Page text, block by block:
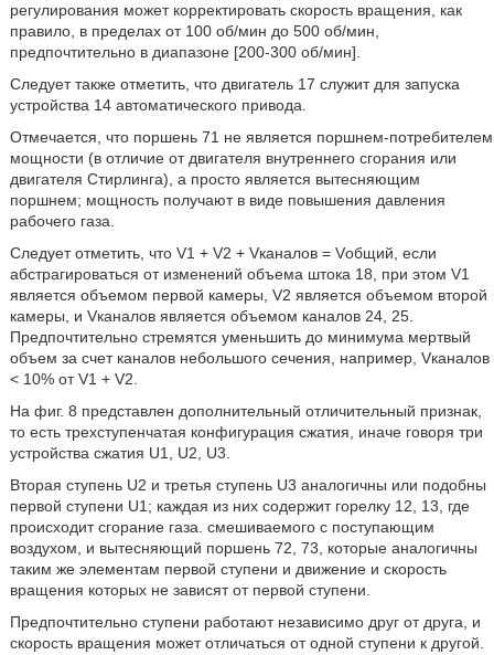
регулирования может корректировать скорость вращения, как
правило, в пределах от 100 об/мин до 500 об/мин,
предпочтительно в диапазоне [200-300 об/мин].
Следует также отметить, что двигатель 17 служит для запуска
устройства 14 автоматического привода.
Отмечается, что поршень 71 не является поршнем-потребителем
мощности (в отличие от двигателя внутреннего сгорания или
двигателя Стирлинга), а просто является вытесняющим
поршнем; мощность получают в виде повышения давления
рабочего газа.
Следует отметить, что V1 + V2 + Vканалов = Vобщий, если
абстрагироваться от изменений объема штока 18, при этом V1
является объемом первой камеры, V2 является объемом второй
камеры, и Vканалов является объемом каналов 24, 25.
Предпочтительно стремятся уменьшить до минимума мертвый
объем за счет каналов небольшого сечения, например, Vканалов
< 10% от V1 + V2.
На фиг. 8 представлен дополнительный отличительный признак,
то есть трехступенчатая конфигурация сжатия, иначе говоря три
устройства сжатия U1, U2, U3.
Вторая ступень U2 и третья ступень U3 аналогичны или подобны
первой ступени U1; каждая из них содержит горелку 12, 13, где
происходит сгорание газа. смешиваемого с поступающим
воздухом, и вытесняющий поршень 72, 73, которые аналогичны
таким же элементам первой ступени и движение и скорость
вращения которых не зависят от первой ступени.
Предпочтительно ступени работают независимо друг от друга, и
скорость вращения может отличаться от одной ступени к другой.